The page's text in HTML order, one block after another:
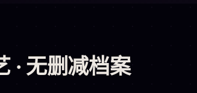
· 无删减档案